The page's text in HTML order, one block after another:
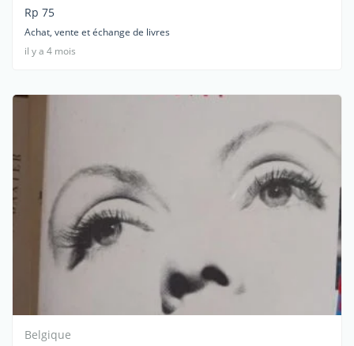
Rp 75
Achat, vente et échange de livres
il y a 4 mois
Belgique